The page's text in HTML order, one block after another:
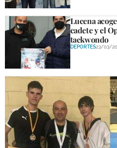
Lucena
cadete y el
taekwondo
DEPORTES23/03/